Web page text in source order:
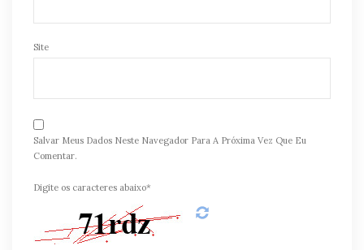
Site
Salvar Meus Dados Neste Navegador Para A Próxima Vez Que Eu
Comentar.
Digite os caracteres abaixo*